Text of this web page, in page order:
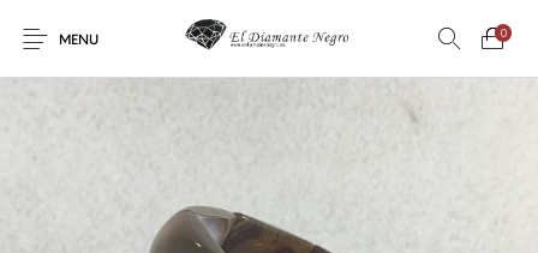
MENU
0
En oferta ! DECORACIÓN